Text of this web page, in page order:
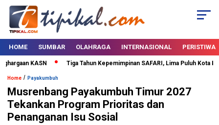
HOME SUMBAR OLAHRAGA INTERNASIONAL PERISTIWA
KASN Tiga Tahun Kepemimpinan SAFARI, Lima Puluh Kota
Home / Payakumbuh
Musrenbang Payakumbuh Timur 2027
Tekankan Program Prioritas dan
Penanganan Isu Sosial